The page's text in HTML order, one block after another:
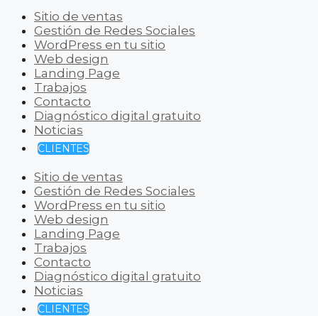
Sitio de ventas
Gestión de Redes Sociales
WordPress en tu sitio
Web design
Landing Page
Trabajos
Contacto
Diagnóstico digital gratuito
Noticias
CLIENTES
Sitio de ventas
Gestión de Redes Sociales
WordPress en tu sitio
Web design
Landing Page
Trabajos
Contacto
Diagnóstico digital gratuito
Noticias
CLIENTES